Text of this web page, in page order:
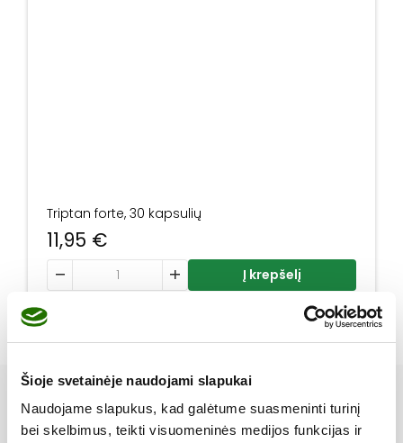
Šioje svetainėje naudojami slapukai
Naudojame slapukus, kad galėtume suasmeninti turinį
bei skelbimus, teikti visuomeninės medijos funkcijas ir
Triptan forte, 30 kapsulių
11,95 €
produkto kiekis: Triptan forte, 30 kapsulių
Į krepšelį
Mūsų partneriai